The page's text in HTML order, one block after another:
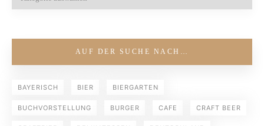
AUF DER SUCHE NACH…
BAYERISCH BIER BIERGARTEN
BUCHVORSTELLUNG BURGER CAFE CRAFT BEER